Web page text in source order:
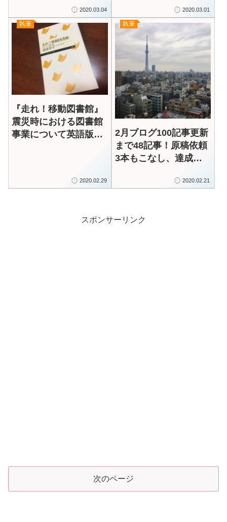
2020.03.04 2020.03.01
執筆
『走れ！移動図書館』
震災時における図書館
事業について英語版で
2020.02.29
執筆
2月ブログ100記事更新
まで48記事！原稿依頼
3本もこなし、達成で
2020.02.21
スポンサーリンク
次のページ